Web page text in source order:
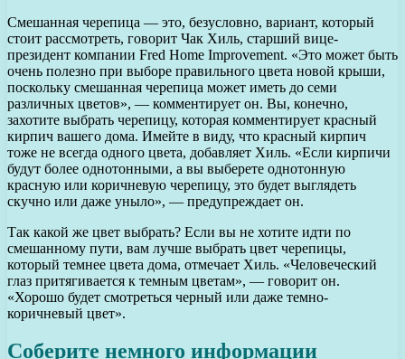
Смешанная черепица — это, безусловно, вариант, который
стоит рассмотреть, говорит Чак Хиль, старший вице-
президент компании Fred Home Improvement. «Это может быть
очень полезно при выборе правильного цвета новой крыши,
поскольку смешанная черепица может иметь до семи
различных цветов», — комментирует он. Вы, конечно,
захотите выбрать черепицу, которая комментирует красный
кирпич вашего дома. Имейте в виду, что красный кирпич
тоже не всегда одного цвета, добавляет Хиль. «Если кирпичи
будут более однотонными, а вы выберете однотонную
красную или коричневую черепицу, это будет выглядеть
скучно или даже уныло», — предупреждает он.
Так какой же цвет выбрать? Если вы не хотите идти по
смешанному пути, вам лучше выбрать цвет черепицы,
который темнее цвета дома, отмечает Хиль. «Человеческий
глаз притягивается к темным цветам», — говорит он.
«Хорошо будет смотреться черный или даже темно-
коричневый цвет».
Соберите немного информации